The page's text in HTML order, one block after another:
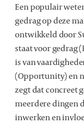
Een populair
gedrag op deze
ontwikkeld door
staat voor gedrag
is van
(Opportunity) en
zegt dat concreet
meerdere dingen
inwerken en